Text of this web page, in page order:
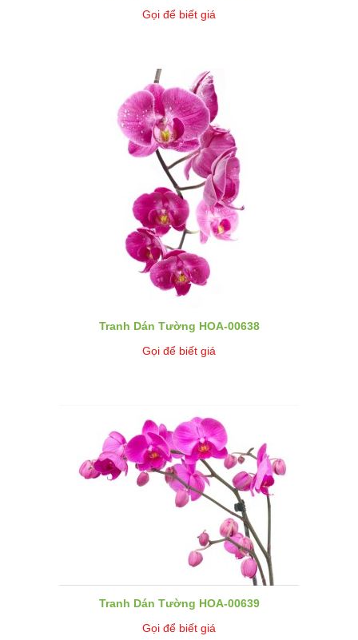
Gọi để biết giá
Tranh Dán Tường HOA-00638
Gọi để biết giá
Tranh Dán Tường HOA-00639
Gọi để biết giá